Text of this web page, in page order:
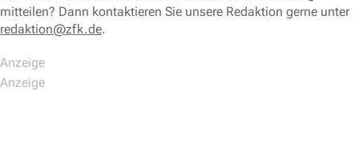
mitteilen? Dann kontaktieren Sie unsere Redaktion gerne unter
redaktion@zfk.de.